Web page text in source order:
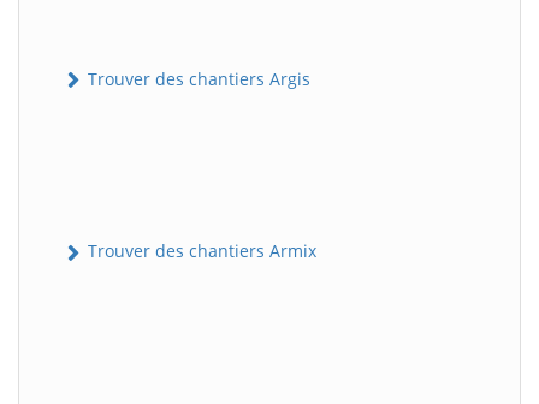
Trouver des chantiers Argis
Trouver des chantiers Armix